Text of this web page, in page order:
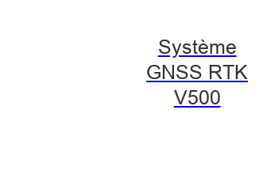
Système
GNSS RTK
V500